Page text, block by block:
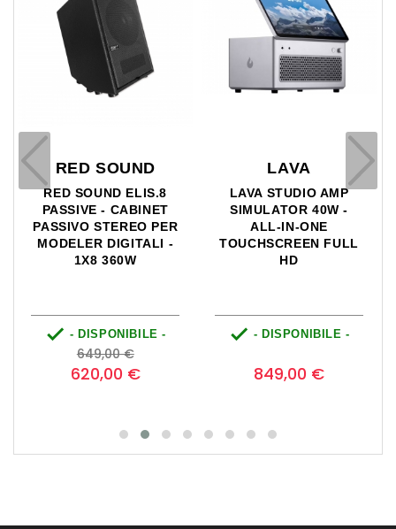
RED SOUND
RED SOUND ELIS.8
PASSIVE - CABINET
PASSIVO STEREO PER
MODELER DIGITALI -
1X8 360W
 - DISPONIBILE -
Prezzo
base
649,00 €Prezzo
620,00 €
LAVA
LAVA STUDIO AMP
SIMULATOR 40W -
ALL-IN-ONE
TOUCHSCREEN FULL
HD
 - DISPONIBILE -
849,00 €